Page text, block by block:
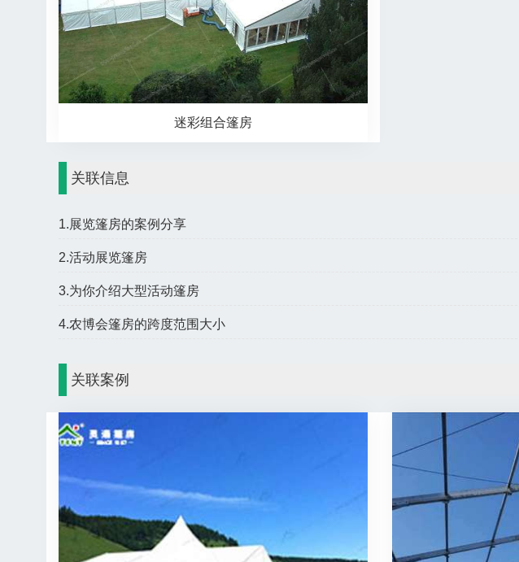
迷彩组合篷房
关联信息
1.展览篷房的案例分享
2.活动展览篷房
3.为你介绍大型活动篷房
4.农博会篷房的跨度范围大小
关联案例